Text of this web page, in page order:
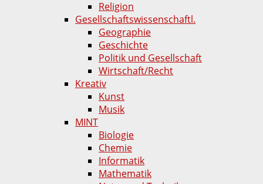
Religion
Gesellschaftswissenschaftl.
Geographie
Geschichte
Politik und Gesellschaft
Wirtschaft/Recht
Kreativ
Kunst
Musik
MINT
Biologie
Chemie
Informatik
Mathematik